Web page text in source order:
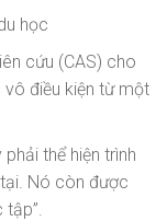
học
cứu (CAS) cho
điều kiện từ một
thể hiện trình
Nó còn được
tập”.